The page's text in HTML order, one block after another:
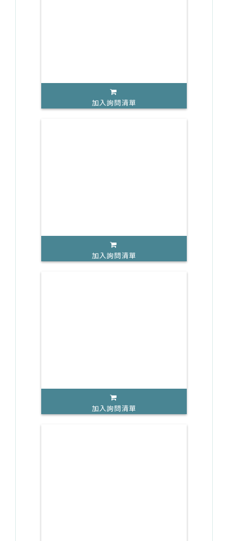
加入詢問清單
加入詢問清單
加入詢問清單